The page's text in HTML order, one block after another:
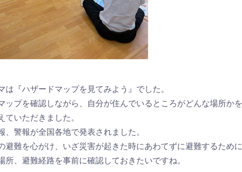
『ハザードマップを見てみよう』でした。
ップを確認しながら、自分が住んでいるところがどんな場所かを
いただきました。
警報が全国各地で発表されました。
避難を心がけ、いざ災害が起きた時にあわてずに避難するために
所、避難経路を事前に確認しておきたいですね。